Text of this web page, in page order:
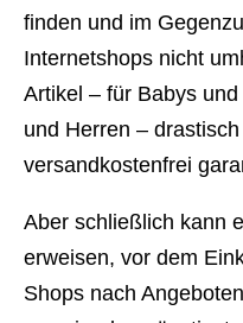
finden und im
Internetshops nicht
Artikel – für Babys
und Herren –
versandkostenfrei
Aber schließlich kann
erweisen, vor dem
Shops nach